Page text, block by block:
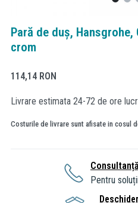
Pară de duș,
crom
114,14 RON
Livrare estimata 24-72 de ore
Costurile de livrare sunt afisate in cosul
Pentru